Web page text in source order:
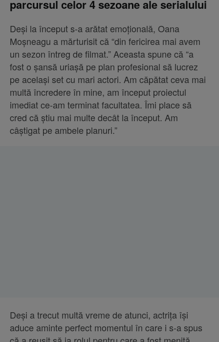
parcursul celor 4 sezoane ale serialului
Deși la început s-a arătat emoțională, Oana
Moșneagu a mărturisit că “din fericirea mai avem
un sezon întreg de filmat.” Aceasta spune că “a
fost o șansă uriașă pe plan profesional să lucrez
pe același set cu mari actori. Am căpătat ceva mai
multă încredere în mine, am început proiectul
imediat ce-am terminat facultatea. Îmi place să
cred că știu mai multe decât la început. Am
câștigat pe ambele planuri.”
Deși a trecut multă vreme de atunci, actrița își
aduce aminte perfect momentul în care i s-a spus